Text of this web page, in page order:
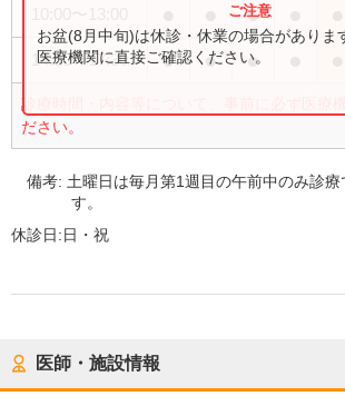
●
14:30〜17:30 ● ● ●
診療時間・内容等について、事前に必ず医療
ださい。
お盆(8月中旬)は休診・休業の場合がありま
医療機関に直接ご確認ください。
備考: 土曜日は毎月第1週目の午前中のみ診療
す。
休診日:日・祝
医師・施設情報